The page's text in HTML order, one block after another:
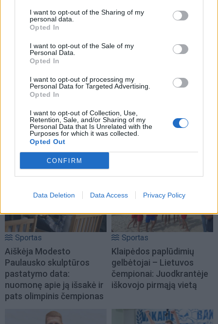
I want to opt-out of the Sharing of my
personal data.
Opted In
I want to opt-out of the Sale of my
Personal Data.
Opted In
I want to opt-out of processing my
Personal Data for Targeted Advertising.
Opted In
I want to opt-out of Collection, Use,
Retention, Sale, and/or Sharing of my
Personal Data that Is Unrelated with the
Purposes for which it was collected.
Opted Out
CONFIRM
Data Deletion Data Access Privacy Policy
(1)
atvyksta Sakartvelo
Problemos tęsiasi:
iškritus Butkevičiui, į
rinktinę kviečiamas
„Juventus“ puolėjas
Po rasizmo skandalo
prabilo pasaulio
jo veiksmus tirs policija
Sportas
Aiškėja Modesto
Paulausko skulptūros
pastatymo data:
nuomonę apie ją išsakė ir
pats olimpinis čempionas
Sportas
Klaipėdos paplūdimių
gelbėtojai – Lietuvos
čempionai: Juodkrantėje
iškovojo pirmąją vietą